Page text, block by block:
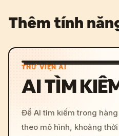
Thêm tính
THƯ VIỆN AI
AI TÌM
Để AI tìm kiếm trong
theo mô hình, khoảng